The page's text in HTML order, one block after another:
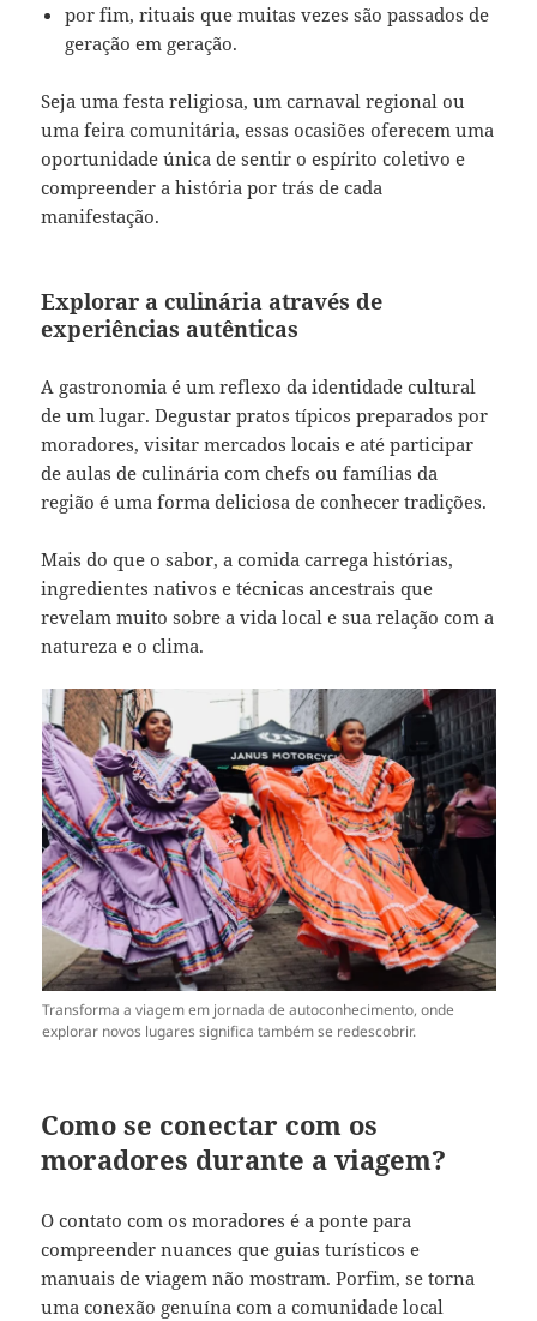
por fim, rituais que muitas vezes são passados de
geração em geração.
Seja uma festa religiosa, um carnaval regional ou
uma feira comunitária, essas ocasiões oferecem uma
oportunidade única de sentir o espírito coletivo e
compreender a história por trás de cada
manifestação.
Explorar a culinária através de
experiências autênticas
A gastronomia é um reflexo da identidade cultural
de um lugar. Degustar pratos típicos preparados por
moradores, visitar mercados locais e até participar
de aulas de culinária com chefs ou famílias da
região é uma forma deliciosa de conhecer tradições.
Mais do que o sabor, a comida carrega histórias,
ingredientes nativos e técnicas ancestrais que
revelam muito sobre a vida local e sua relação com a
natureza e o clima.
Transforma a viagem em jornada de autoconhecimento, onde
explorar novos lugares significa também se redescobrir.
Como se conectar com os
moradores durante a viagem?
O contato com os moradores é a ponte para
compreender nuances que guias turísticos e
manuais de viagem não mostram. Porfim, se torna
uma conexão genuína com a comunidade local